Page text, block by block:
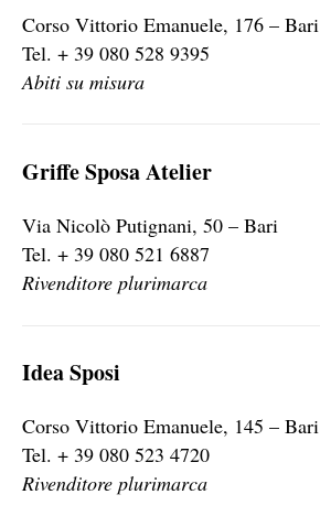
Corso Vittorio Emanuele, 176 – Bari
Tel. + 39 080 528 9395
Abiti su misura
Griffe Sposa Atelier
Via Nicolò Putignani, 50 – Bari
Tel. + 39 080 521 6887
Rivenditore plurimarca
Idea Sposi
Corso Vittorio Emanuele, 145 – Bari
Tel. + 39 080 523 4720
Rivenditore plurimarca